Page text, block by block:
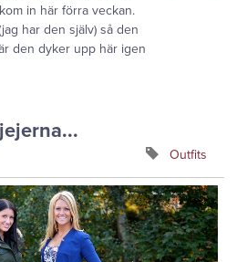
in här förra veckan.
har den själv) så den
den dyker upp här igen
Outfits